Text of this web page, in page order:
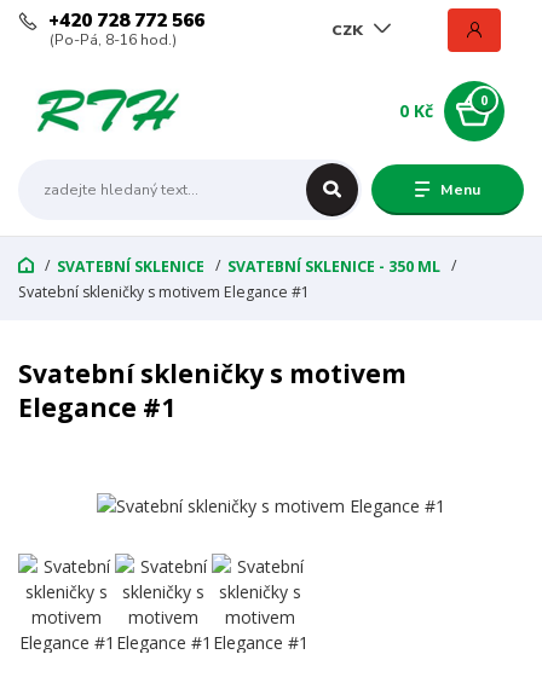
Menu
CZK
+420 728 772 566
(Po-Pá, 8-16 hod.)
0
0 Kč
SVATEBNÍ SKLENICE
SVATEBNÍ SKLENICE - 350 ML
Svatební skleničky s motivem Elegance #1
Svatební skleničky s motivem
Elegance #1